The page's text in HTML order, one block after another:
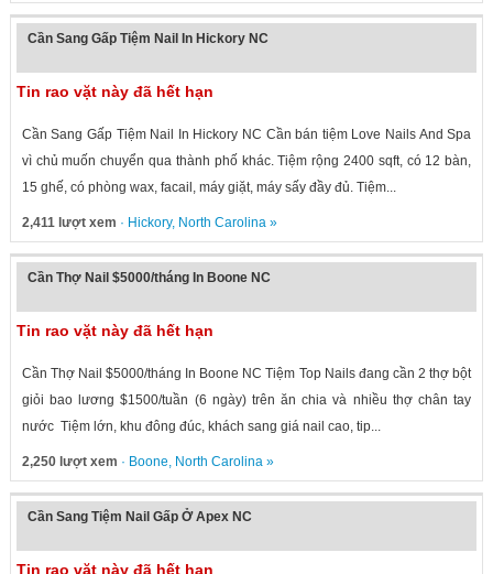
Cần Sang Gấp Tiệm Nail In Hickory NC
Tin rao vặt này đã hết hạn
Cần Sang Gấp Tiệm Nail In Hickory NC Cần bán tiệm Love Nails And Spa
vì chủ muốn chuyển qua thành phố khác. Tiệm rộng 2400 sqft, có 12 bàn,
15 ghế, có phòng wax, facail, máy giặt, máy sấy đầy đủ. Tiệm...
2,411 lượt xem · Hickory, North Carolina»
Cần Thợ Nail $5000/tháng In Boone NC
Tin rao vặt này đã hết hạn
Cần Thợ Nail $5000/tháng In Boone NC Tiệm Top Nails đang cần 2 thợ bột
giỏi bao lương $1500/tuần (6 ngày) trên ăn chia và nhiều thợ chân tay
nước Tiệm lớn, khu đông đúc, khách sang giá nail cao, tip...
2,250 lượt xem · Boone, North Carolina»
Cần Sang Tiệm Nail Gấp Ở Apex NC
Tin rao vặt này đã hết hạn